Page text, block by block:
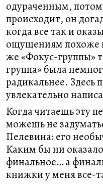
одураченным,
происходит, он
когда все так и
ощущениям похоже
же «Фокус-группы»
группа» была
радикальнее. Здесь
увлекательно
Когда читаешь эту
можешь не
Пелевина: его
Каким бы ни
финальное… а
книжки у меня все-